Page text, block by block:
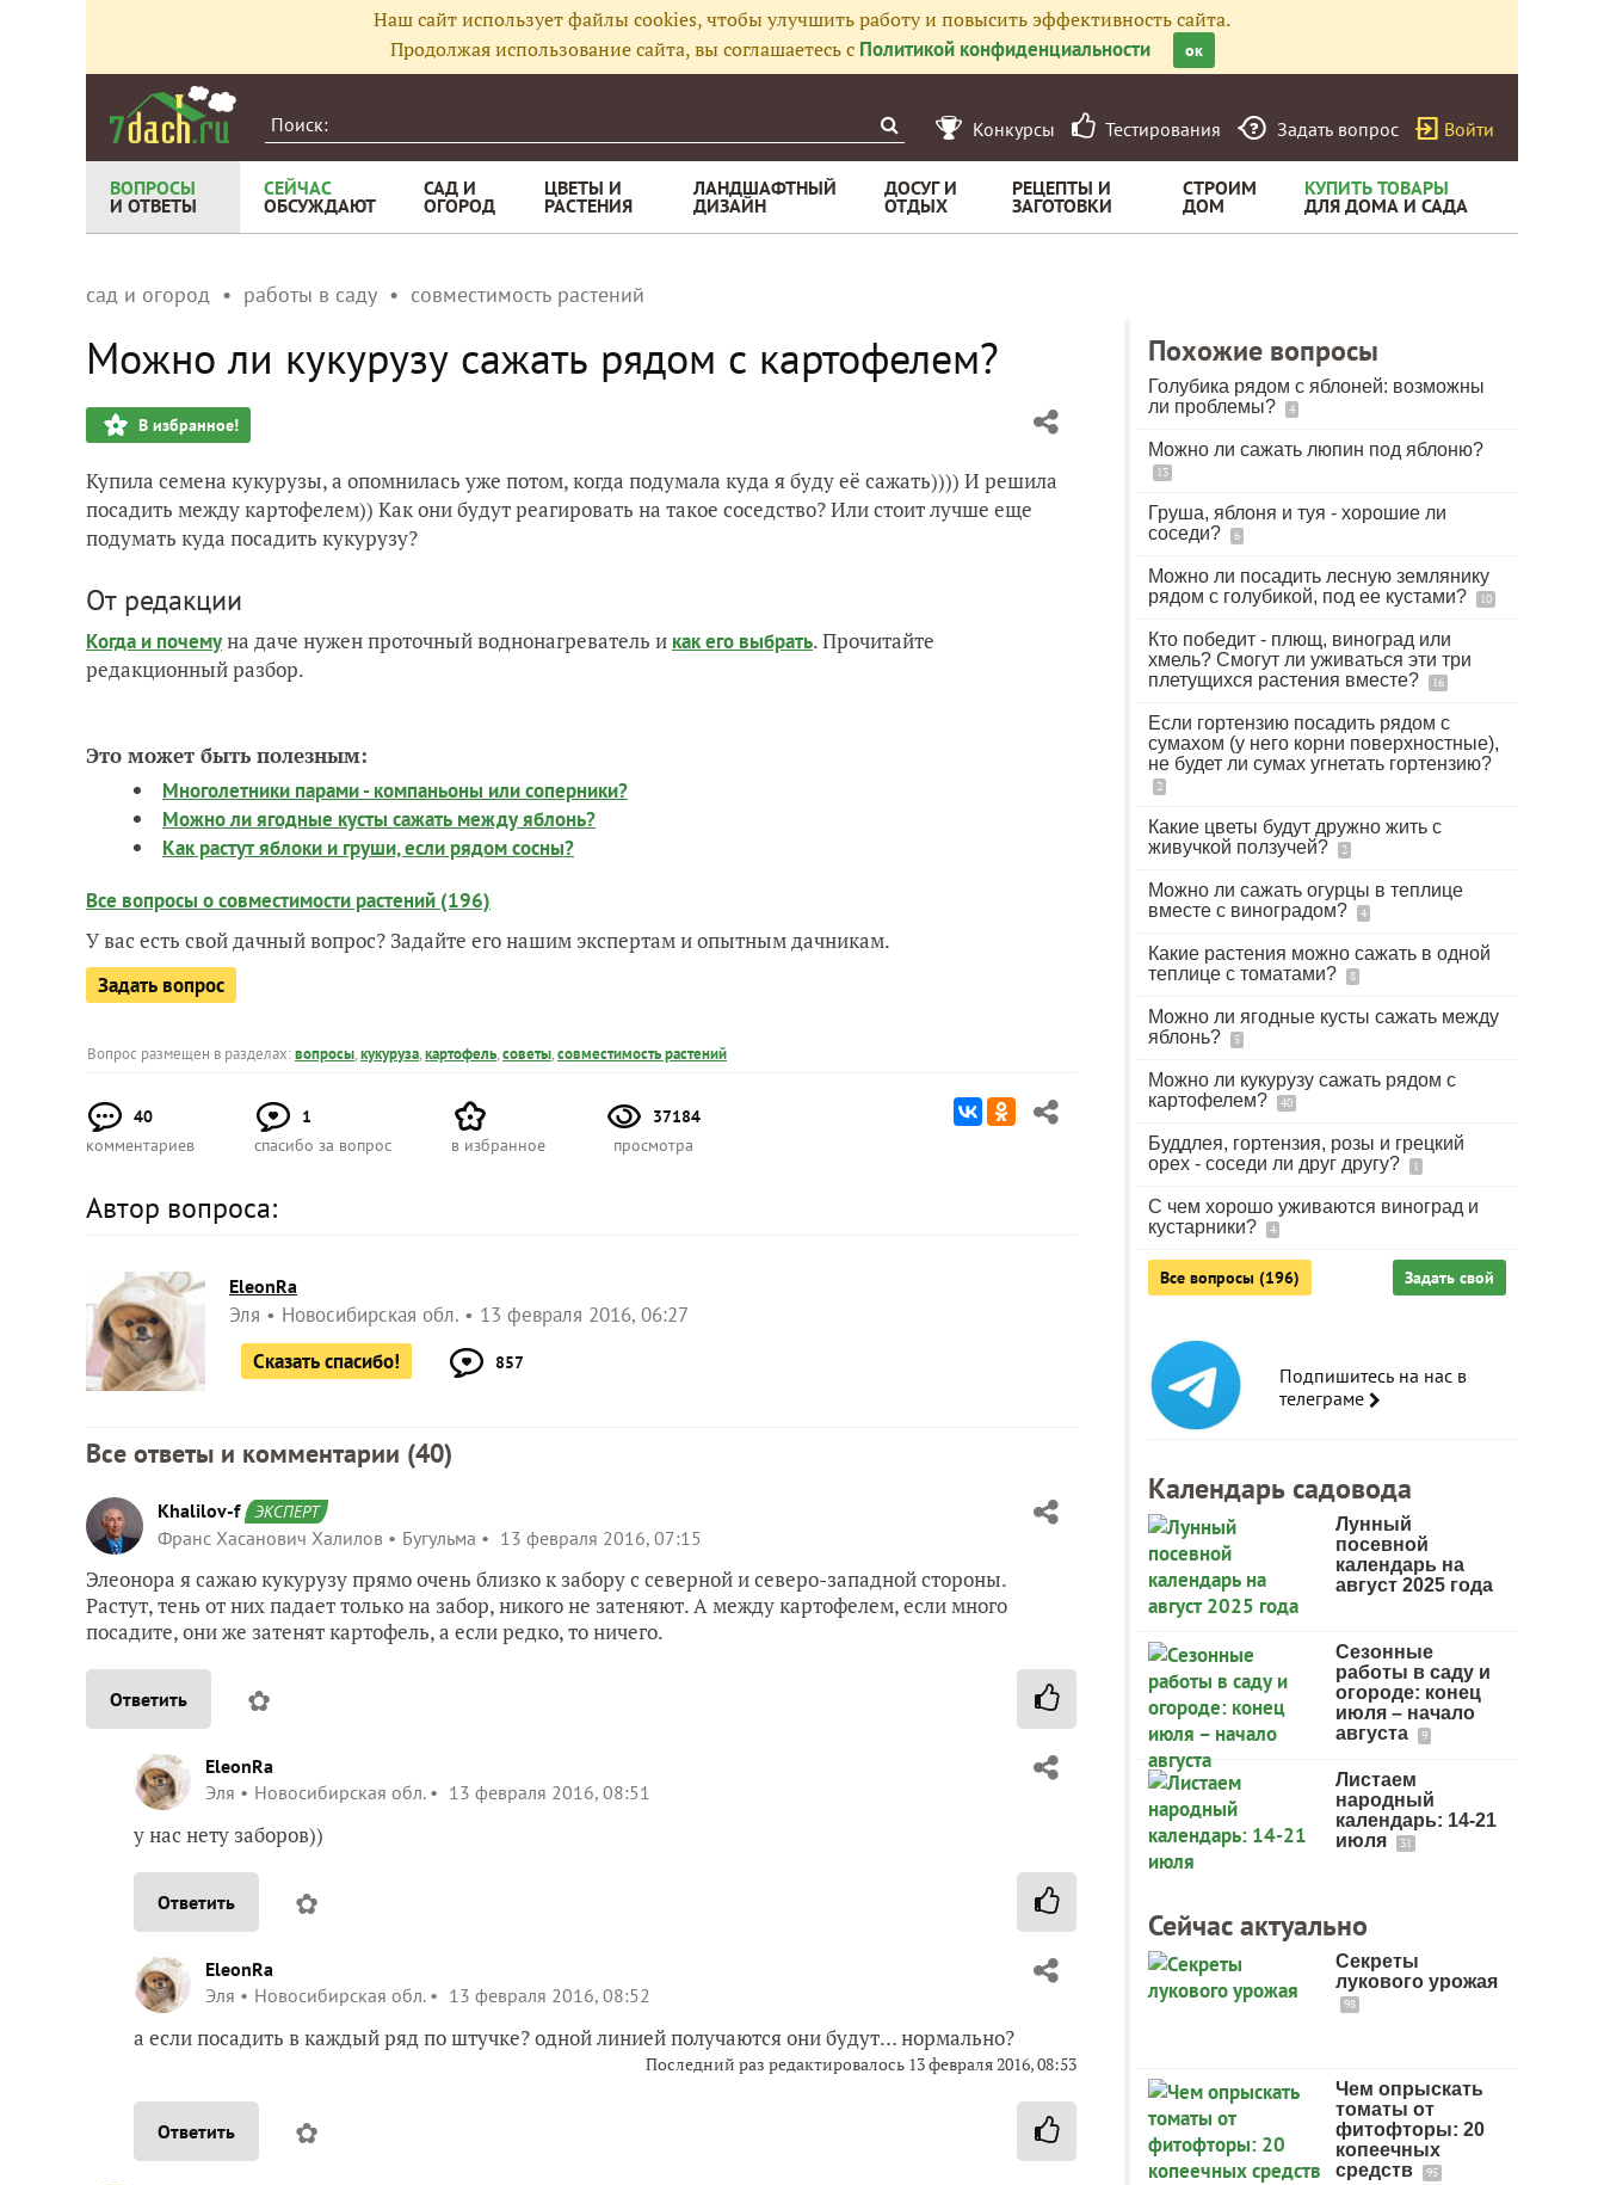
Наш сайт использует файлы cookies, чтобы улучшить работу и повысить эффективность сайта.
Продолжая использование сайта, вы соглашаетесь с Политикой конфиденциальности ок
Конкурсы Тестирования Задать вопрос Войти
ВОПРОСЫ
И ОТВЕТЫ
СЕЙЧАС
ОБСУЖДАЮТ
САД И
ОГОРОД
ЦВЕТЫ И
РАСТЕНИЯ
ЛАНДШАФТНЫЙ
ДИЗАЙН
ДОСУГ И
ОТДЫХ
РЕЦЕПТЫ И
ЗАГОТОВКИ
СТРОИМ
ДОМ
КУПИТЬ ТОВАРЫ
ДЛЯ ДОМА И САДА
сад и огород работы в саду совместимость растений
Можно ли кукурузу сажать рядом с картофелем?
В избранное!
Купила семена кукурузы, а опомнилась уже потом, когда подумала куда я буду её сажать)))) И решила
посадить между картофелем)) Как они будут реагировать на такое соседство? Или стоит лучше еще
подумать куда посадить кукурузу?
От редакции
Когда и почемуна даче нужен проточный воднонагреватель и как его выбрать. Прочитайте
редакционный разбор.
Это может быть полезным:
Многолетники парами - компаньоны или соперники?
Можно ли ягодные кусты сажать между яблонь?
Как растут яблоки и груши, если рядом сосны?
Все вопросы о совместимости растений (196)
У вас есть свой дачный вопрос? Задайте его нашим экспертам и опытным дачникам.
Задать вопрос
Вопрос размещен в разделах:вопросы,кукуруза,картофель,советы,совместимость растений
40
комментариев
1
спасибо за вопрос
в избранное
37184
просмотра
Автор вопроса:
EleonRa
Эля Новосибирская обл.
13 февраля 2016, 06:27
Сказать спасибо!
857
Все ответы и комментарии (40)
Khalilov-f ЭКСПЕРТ
Франс Хасанович Халилов Бугульма 13 февраля 2016, 07:15
Элеонора я сажаю кукурузу прямо очень близко к забору с северной и северо-западной стороны.
Растут, тень от них падает только на забор, никого не затеняют. А между картофелем, если много
посадите, они же затенят картофель, а если редко, то ничего.
Ответить ✿
EleonRa
Эля
Новосибирская обл. 13 февраля 2016, 08:51
у нас нету заборов))
Ответить ✿
EleonRa
Эля
Новосибирская обл. 13 февраля 2016, 08:52
а если посадить в каждый ряд по штучке? одной линией получаются они будут… нормально?
Последний раз редактировалось 13 февраля 2016, 08:53
Ответить ✿
Похожие вопросы
Голубика рядом с яблоней: возможны
ли проблемы?
4
Можно ли сажать люпин под яблоню?
13
Груша, яблоня и туя - хорошие ли
соседи?
6
Можно ли посадить лесную землянику
рядом с голубикой, под ее кустами?
10
Кто победит - плющ, виноград или
хмель? Смогут ли уживаться эти три
плетущихся растения вместе?
16
Если гортензию посадить рядом с
сумахом (у него корни поверхностные),
не будет ли сумах угнетать гортензию?
2
Какие цветы будут дружно жить с
живучкой ползучей?
2
Можно ли сажать огурцы в теплице
вместе с виноградом?
4
Какие растения можно сажать в одной
теплице с томатами?
8
Можно ли ягодные кусты сажать между
яблонь?
5
Можно ли кукурузу сажать рядом с
картофелем?
40
Буддлея, гортензия, розы и грецкий
орех - соседи ли друг другу?
1
С чем хорошо уживаются виноград и
кустарники?
4
Все вопросы (196) Задать свой
Подпишитесь на нас в
телеграме
Календарь садовода
Лунный
посевной
календарь на
август 2025 года
Сезонные
работы в саду и
огороде: конец
июля – начало
августа
9
Листаем
народный
календарь: 14-21
июля
31
Сейчас актуально
Секреты
лукового урожая
98
Чем опрыскать
томаты от
фитофторы: 20
копеечных
средств
95